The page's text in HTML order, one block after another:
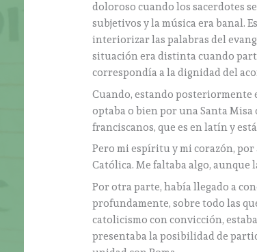
doloroso cuando los sacerdotes
subjetivos y la música era banal.
interiorizar las palabras del
situación era distinta cuando
correspondía a la dignidad del
Cuando, estando
optaba o bien por una Santa
franciscanos, que es en latín y
Pero mi espíritu y mi corazón,
Católica. Me faltaba algo, aunque
Por otra parte, había llegado a
profundamente, sobre todo las
catolicismo con convicción,
presentaba la posibilidad de